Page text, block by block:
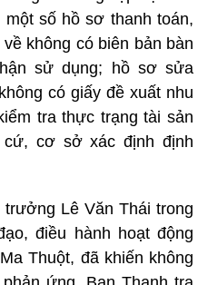
số hồ sơ thanh toán,
không có biên bản bàn
sử dụng; hồ sơ sửa
có giấy đề xuất nhu
tra thực trạng tài sản
cơ sở xác định định
Lê Văn Thái trong
điều hành hoạt động
Thuột, đã khiến không